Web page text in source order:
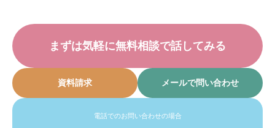
まずは気軽に無料相談で話してみる
資料請求 メールで問い合わせ
電話でのお問い合わせの場合